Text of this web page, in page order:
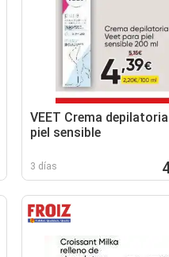
VEET Crema
piel sensible
3 días